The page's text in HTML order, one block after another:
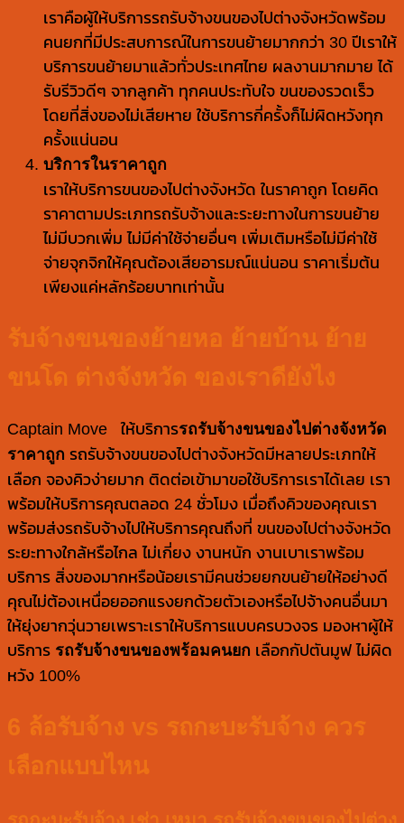
เราคือผู้ให้บริการรถรับจ้างขนของไปต่างจังหวัดพร้อม
คนยกที่มีประสบการณ์ในการขนย้ายมากกว่า 30 ปีเราให้
บริการขนย้ายมาแล้วทั่วประเทศไทย ผลงานมากมาย ได้
รับรีวิวดีๆ จากลูกค้า ทุกคนประทับใจ ขนของรวดเร็ว
โดยที่สิ่งของไม่เสียหาย ใช้บริการกี่ครั้งก็ไม่ผิดหวังทุก
ครั้งแน่นอน
บริการในราคาถูก
เราให้บริการขนของไปต่างจังหวัด ในราคาถูก โดยคิด
ราคาตามประเภทรถรับจ้างและระยะทางในการขนย้าย
ไม่มีบวกเพิ่ม ไม่มีค่าใช้จ่ายอื่นๆ เพิ่มเติมหรือไม่มีค่าใช้
จ่ายจุกจิกให้คุณต้องเสียอารมณ์แน่นอน ราคาเริ่มต้น
เพียงแค่หลักร้อยบาทเท่านั้น
รับจ้างขนของย้ายหอ ย้ายบ้าน ย้าย
ขนโด ต่างจังหวัด ของเราดียังไง
Captain Move ให้บริการรถรับจ้างขนของไปต่างจังหวัด
ราคาถูก รถรับจ้างขนของไปต่างจังหวัดมีหลายประเภทให้
เลือก จองคิวง่ายมาก ติดต่อเข้ามาขอใช้บริการเราได้เลย เรา
พร้อมให้บริการคุณตลอด 24 ชั่วโมง เมื่อถึงคิวของคุณเรา
พร้อมส่งรถรับจ้างไปให้บริการคุณถึงที่ ขนของไปต่างจังหวัด
ระยะทางใกล้หรือไกล ไม่เกี่ยง งานหนัก งานเบาเราพร้อม
บริการ สิ่งของมากหรือน้อยเรามีคนช่วยยกขนย้ายให้อย่างดี
คุณไม่ต้องเหนื่อยออกแรงยกด้วยตัวเองหรือไปจ้างคนอื่นมา
ให้ยุ่งยากวุ่นวายเพราะเราให้บริการแบบครบวงจร มองหาผู้ให้
บริการ รถรับจ้างขนของพร้อมคนยก เลือกกัปตันมูฟ ไม่ผิด
หวัง 100%
6 ล้อรับจ้าง vs รถกะบะรับจ้าง ควร
เลือกแบบไหน